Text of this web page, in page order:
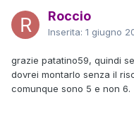
Roccio
Inserita: 1 giugno
grazie patatino59, quindi
dovrei montarlo senza il
comunque sono 5 e non 6.